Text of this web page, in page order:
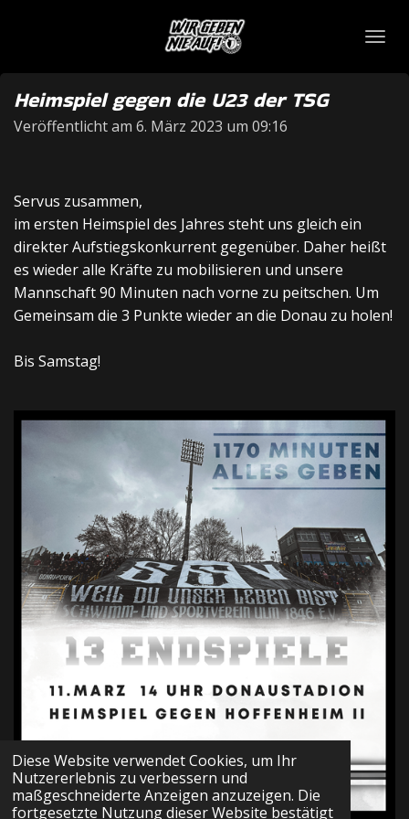
Diese Website verwendet Cookies, um Ihr
Nutzererlebnis zu verbessern und
maßgeschneiderte Anzeigen anzuzeigen. Die
fortgesetzte Nutzung dieser Website bestätigt
Heimspiel gegen die U23 der TSG
Veröffentlicht am 6. März 2023 um 09:16
Servus zusammen,
im ersten Heimspiel des Jahres steht uns gleich ein
direkterAufstiegskonkurrent gegenüber. Daher heißt
es wieder alle Kräfte zu mobilisieren und unsere
Mannschaft90 Minuten nach vorne zu peitschen. Um
Gemeinsam die 3 Punkte wieder an die Donau zu holen!
Bis Samstag!